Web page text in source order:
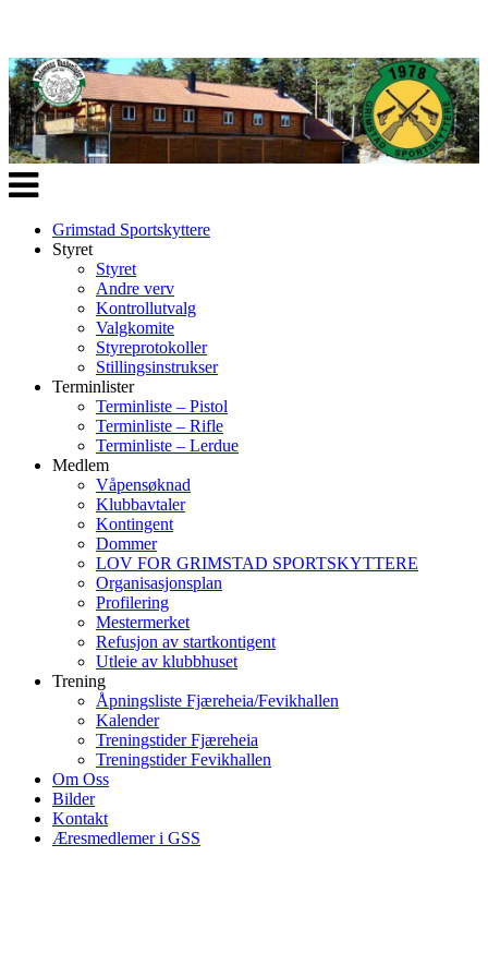
Veksle
navigasjon
Grimstad Sportskyttere
Styret
Styret
Andre verv
Kontrollutvalg
Valgkomite
Styreprotokoller
Stillingsinstrukser
Terminlister
Terminliste – Pistol
Terminliste – Rifle
Terminliste – Lerdue
Medlem
Våpensøknad
Klubbavtaler
Kontingent
Dommer
LOV FOR GRIMSTAD SPORTSKYTTERE
Organisasjonsplan
Profilering
Mestermerket
Refusjon av startkontigent
Utleie av klubbhuset
Trening
Åpningsliste Fjæreheia/Fevikhallen
Kalender
Treningstider Fjæreheia
Treningstider Fevikhallen
Om Oss
Bilder
Kontakt
Æresmedlemer i GSS